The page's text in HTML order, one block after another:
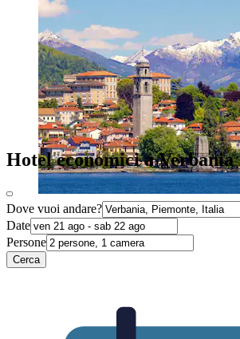
Hotel economici a Verbania
Dove vuoi andare?
Date
Persone
Cerca